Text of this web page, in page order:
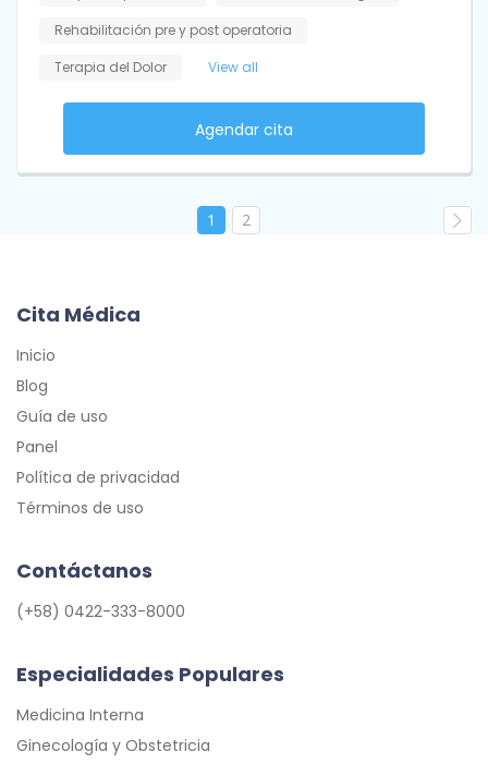
Rehabilitación pre y post operatoria
Terapia del Dolor
View all
Agendar cita
1 2
Cita Médica
Inicio
Blog
Guía de uso
Panel
Política de privacidad
Términos de uso
Contáctanos
(+58) 0422-333-8000
Especialidades Populares
Medicina Interna
Ginecología y Obstetricia